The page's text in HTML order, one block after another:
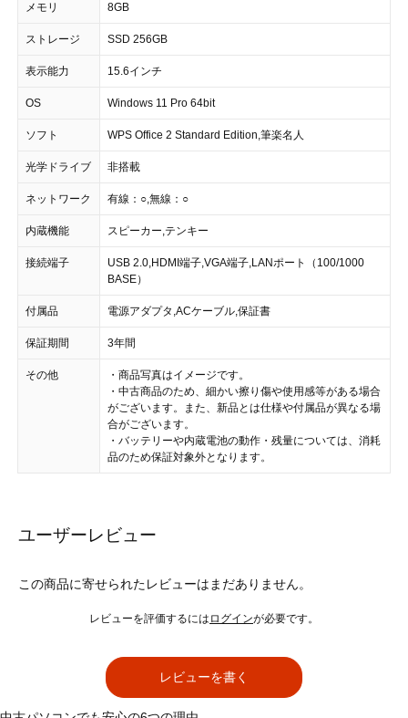
メモリ 8GB
ストレージ SSD 256GB
表示能力 15.6インチ
OS Windows 11 Pro 64bit
ソフト WPS Office 2 Standard Edition,筆楽名人
光学ドライブ 非搭載
ネットワーク 有線：○,無線：○
内蔵機能 スピーカー,テンキー
接続端子
USB 2.0,HDMI端子,VGA端子,LANポート（100/1000
BASE）
付属品 電源アダプタ,ACケーブル,保証書
保証期間 3年間
その他
・商品写真はイメージです。
・中古商品のため、細かい擦り傷や使用感等がある場合
がございます。また、新品とは仕様や付属品が異なる場
合がございます。
・バッテリーや内蔵電池の動作・残量については、消耗
品のため保証対象外となります。
ユーザーレビュー
この商品に寄せられたレビューはまだありません。
レビューを評価するには ログインが必要です。
レビューを書く